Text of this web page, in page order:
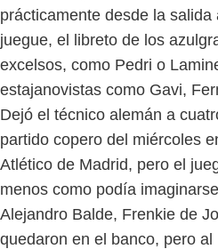
prácticamente desde la
juegue, el libreto de los
excelsos, como Pedri o
estajanovistas como Gavi,
Dejó el técnico alemán a
partido copero del miércoles
Atlético de Madrid, pero el
menos como podía
Alejandro Balde, Frenkie de
quedaron en el banco, pero